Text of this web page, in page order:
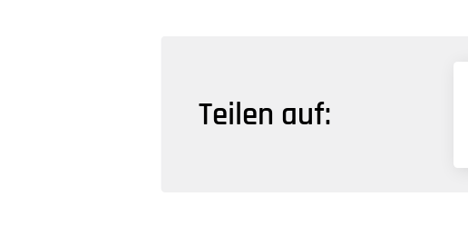
Teilen auf: